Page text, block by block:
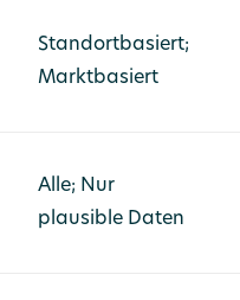
Standortbasiert;
Marktbasiert
Alle; Nur
plausible Daten